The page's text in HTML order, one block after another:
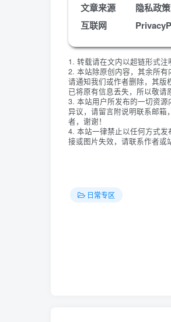
文章来源
互联网
隐私政策
1. 转载请在文内以超链形式注
2. 本站除原创内容，其余所有
请通知我们或作者删除，其版
已将原有信息丢失，所以敬请
3. 本站用户所发布的一切资
异议，请留言附说明联系邮箱
者，谢谢！
4. 本站一律禁止以任何方式
接或图片失效，请联系作者或
日常专区